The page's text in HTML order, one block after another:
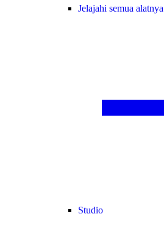
Jelajahi semua alatnya
Studio